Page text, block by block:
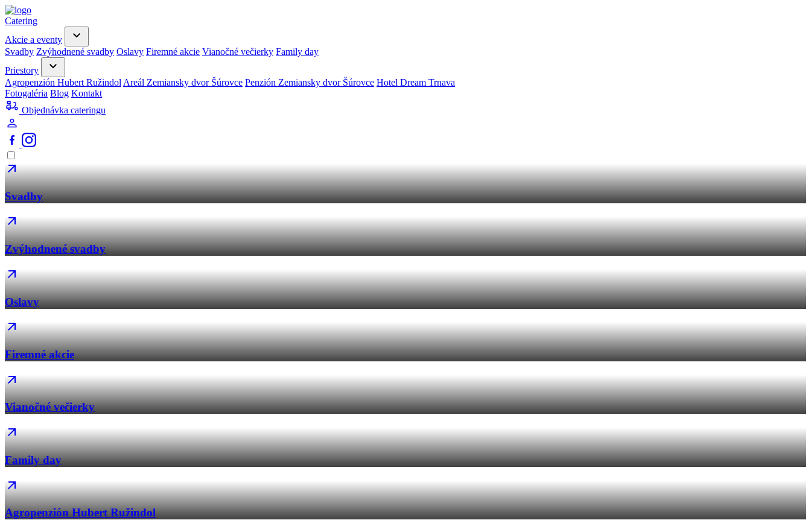
Catering
Akcie a eventy
Svadby Zvýhodnené svadby Oslavy Firemné akcie Vianočné večierky Family day
Priestory
Agropenzión Hubert Ružindol Areál Zemiansky dvor Šúrovce Penzión Zemiansky dvor Šúrovce Hotel Dream Trnava
Fotogaléria Blog Kontakt
Objednávka cateringu
Svadby
Zvýhodnené svadby
Oslavy
Firemné akcie
Vianočné večierky
Family day
Agropenzión Hubert Ružindol